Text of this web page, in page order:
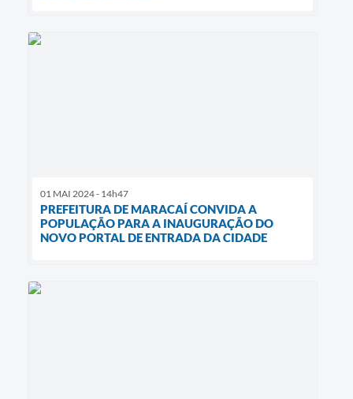
01 MAI 2024 - 14h47
PREFEITURA DE MARACAÍ CONVIDA A
POPULAÇÃO PARA A INAUGURAÇÃO DO
NOVO PORTAL DE ENTRADA DA CIDADE